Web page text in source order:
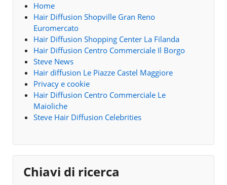
Home
Hair Diffusion Shopville Gran Reno
Euromercato
Hair Diffusion Shopping Center La Filanda
Hair Diffusion Centro Commerciale Il Borgo
Steve News
Hair diffusion Le Piazze Castel Maggiore
Privacy e cookie
Hair Diffusion Centro Commerciale Le
Maioliche
Steve Hair Diffusion Celebrities
Chiavi di ricerca